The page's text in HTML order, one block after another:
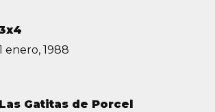
enero, 1988
Las Gatitas de Porcel